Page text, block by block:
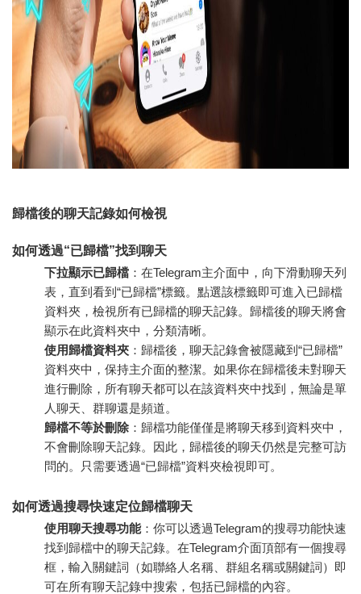
歸檔後的聊天記錄如何檢視
如何透過“已歸檔”找到聊天
下拉顯示已歸檔 ：在Telegram主介面中，向下滑動聊天列
表，直到看到“已歸檔”標籤。點選該標籤即可進入已歸檔
資料夾，檢視所有已歸檔的聊天記錄。歸檔後的聊天將會
顯示在此資料夾中，分類清晰。
使用歸檔資料夾 ：歸檔後，聊天記錄會被隱藏到“已歸檔”
資料夾中，保持主介面的整潔。如果你在歸檔後未對聊天
進行刪除，所有聊天都可以在該資料夾中找到，無論是單
人聊天、群聊還是頻道。
歸檔不等於刪除 ：歸檔功能僅僅是將聊天移到資料夾中，
不會刪除聊天記錄。因此，歸檔後的聊天仍然是完整可訪
問的。只需要透過“已歸檔”資料夾檢視即可。
如何透過搜尋快速定位歸檔聊天
使用聊天搜尋功能：你可以透過Telegram的搜尋功能快速
找到歸檔中的聊天記錄。在Telegram介面頂部有一個搜尋
框，輸入關鍵詞（如聯絡人名稱、群組名稱或關鍵詞）即
可在所有聊天記錄中搜索，包括已歸檔的內容。